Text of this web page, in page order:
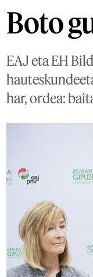
Boto
EAJ eta EH
har, ordea: